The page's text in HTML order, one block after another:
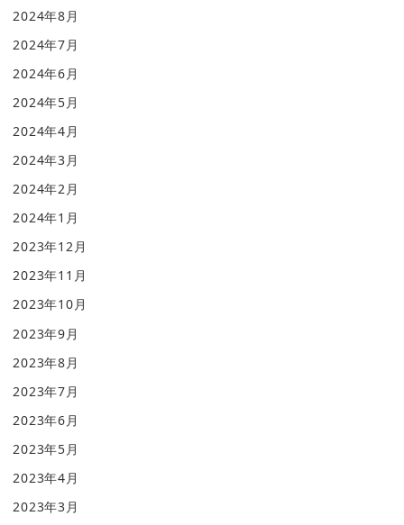
2024年8月
2024年7月
2024年6月
2024年5月
2024年4月
2024年3月
2024年2月
2024年1月
2023年12月
2023年11月
2023年10月
2023年9月
2023年8月
2023年7月
2023年6月
2023年5月
2023年4月
2023年3月